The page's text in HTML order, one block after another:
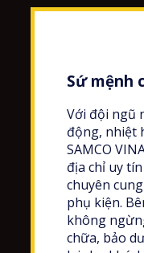
Sứ mệnh
Với đội ngũ
động, nhiệt
SAMCO
địa chỉ uy
chuyên
phụ kiện.
không
chữa, bảo